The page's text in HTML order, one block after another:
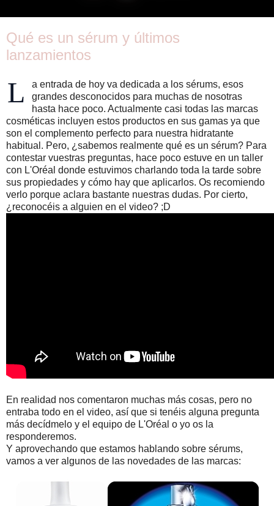
Qué es un sérum y últimos
lanzamientos
L
a entrada de hoy va dedicada a los sérums, esos
grandes desconocidos para muchas de nosotras
hasta hace poco. Actualmente casi todas las marcas
cosméticas incluyen estos productos en sus gamas ya que
son el complemento perfecto para nuestra hidratante
habitual. Pero, ¿sabemos realmente qué es un sérum? Para
contestar vuestras preguntas, hace poco estuve en un taller
con L'Oréal donde estuvimos charlando toda la tarde sobre
sus propiedades y cómo hay que aplicarlos. Os recomiendo
verlo porque aclara bastante nuestras dudas. Por cierto,
¿reconocéis a alguien en el video? ;D
En realidad nos comentaron muchas más cosas, pero no
entraba todo en el video, así que si tenéis alguna pregunta
más decídmelo y el equipo de L'Oréal o yo os la
responderemos.
Y aprovechando que estamos hablando sobre sérums,
vamos a ver algunos de las novedades de las marcas: